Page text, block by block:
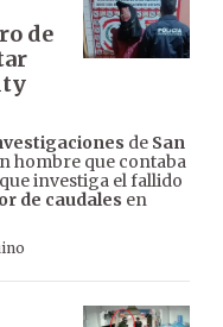
de
de San
hombre que contaba
investiga el fallido
de caudales en